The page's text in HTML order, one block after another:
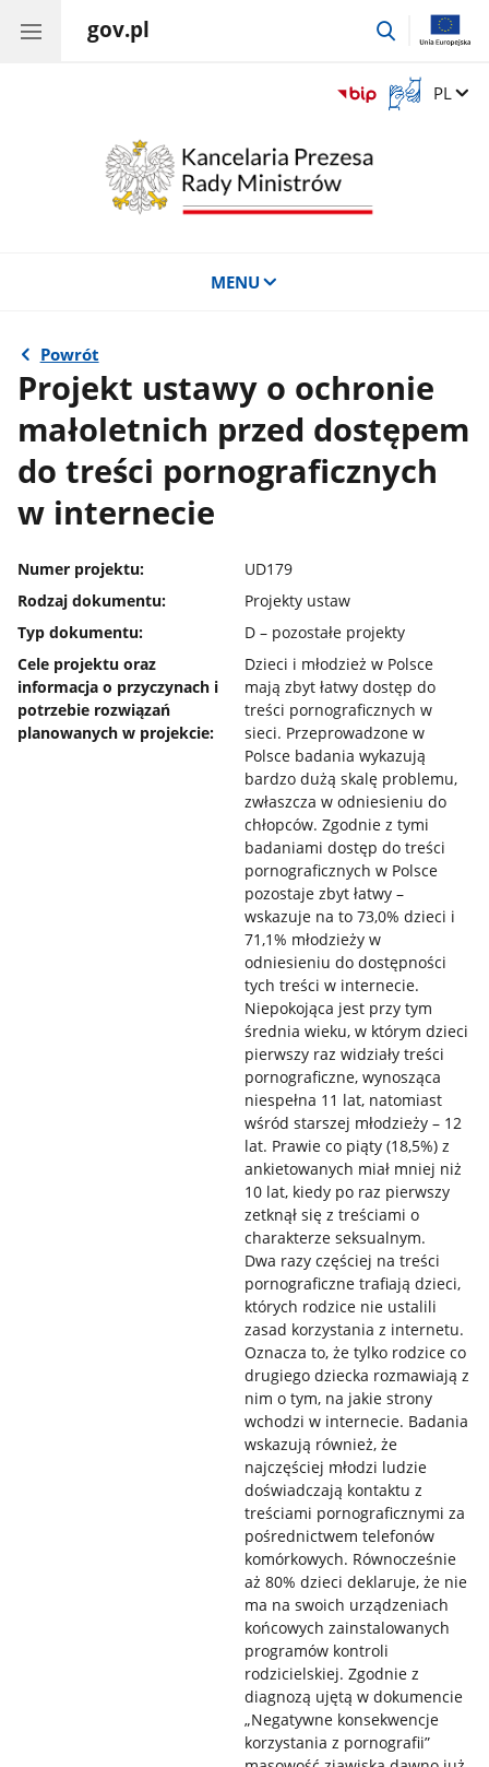
gov.pl
przejdź
Otwórz
okno
Zmień
PL
MENU
Powrót
Projekt ustawy o ochronie
małoletnich przed dostępem
do treści pornograficznych
w internecie
Numer projektu:
UD179
Rodzaj dokumentu:
Projekty ustaw
Typ dokumentu:
D – pozostałe projekty
Cele projektu oraz
informacja o przyczynach i
potrzebie rozwiązań
planowanych w projekcie:
Dzieci i młodzież w Polsce
mają zbyt łatwy dostęp do
treści pornograficznych w
sieci. Przeprowadzone w
Polsce badania wykazują
bardzo dużą skalę problemu,
zwłaszcza w odniesieniu do
chłopców. Zgodnie z tymi
badaniami dostęp do treści
pornograficznych w Polsce
pozostaje zbyt łatwy –
wskazuje na to 73,0% dzieci i
71,1% młodzieży w
odniesieniu do dostępności
tych treści w internecie.
Niepokojąca jest przy tym
średnia wieku, w którym dzieci
pierwszy raz widziały treści
pornograficzne, wynosząca
niespełna 11 lat, natomiast
wśród starszej młodzieży – 12
lat. Prawie co piąty (18,5%) z
ankietowanych miał mniej niż
10 lat, kiedy po raz pierwszy
zetknął się z treściami o
charakterze seksualnym.
Dwa razy częściej na treści
pornograficzne trafiają dzieci,
których rodzice nie ustalili
zasad korzystania z internetu.
Oznacza to, że tylko rodzice co
drugiego dziecka rozmawiają z
nim o tym, na jakie strony
wchodzi w internecie. Badania
wskazują również, że
najczęściej młodzi ludzie
doświadczają kontaktu z
treściami pornograficznymi za
pośrednictwem telefonów
komórkowych. Równocześnie
aż 80% dzieci deklaruje, że nie
ma na swoich urządzeniach
końcowych zainstalowanych
programów kontroli
rodzicielskiej. Zgodnie z
diagnozą ujętą w dokumencie
„Negatywne konsekwencje
korzystania z pornografii”